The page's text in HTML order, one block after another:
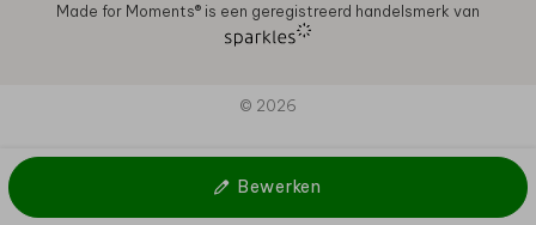
Bewerken
Made for Moments®️ is een geregistreerd handelsmerk van
© 2026